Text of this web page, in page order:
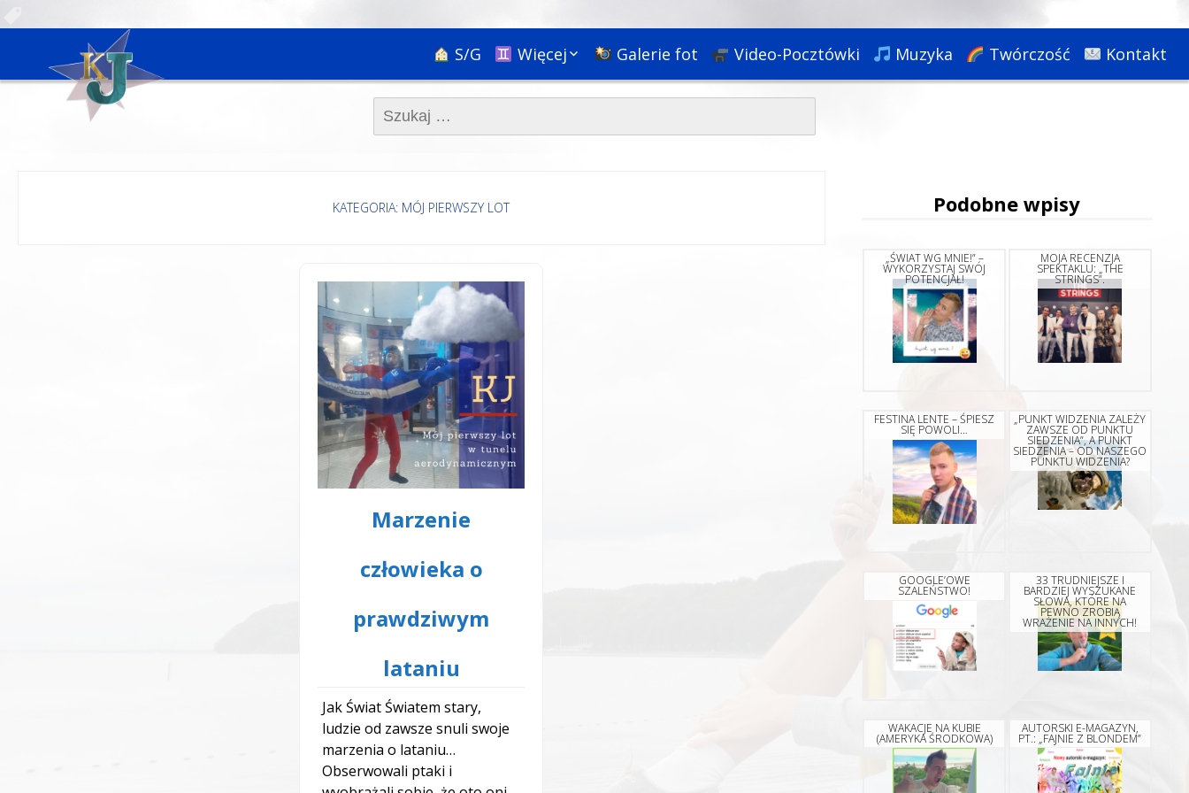
S/G
Więcej
Ciekawostki
Podróże
Społeczne+
Galerie fot Video-Pocztówki Muzyka Twórczość Kontakt
Szukaj:
KATEGORIA: MÓJ PIERWSZY LOT
Marzenie
człowieka o
prawdziwym
lataniu
Jak Świat Światem stary,
ludzie od zawsze snuli swoje
marzenia o lataniu…
Obserwowali ptaki i
Podobne wpisy
„ŚWIAT WG MNIE!” –
WYKORZYSTAJ SWÓJ
POTENCJAŁ!
MOJA RECENZJA
SPEKTAKLU: „THE
STRINGS”.
FESTINA LENTE – ŚPIESZ
SIĘ POWOLI…
„PUNKT WIDZENIA ZALEŻY
ZAWSZE OD PUNKTU
SIEDZENIA”, A PUNKT
SIEDZENIA – OD NASZEGO
PUNKTU WIDZENIA?
GOOGLE’OWE
SZALEŃSTWO!
33 TRUDNIEJSZE I
BARDZIEJ WYSZUKANE
SŁOWA, KTÓRE NA
PEWNO ZROBIĄ
WRAŻENIE NA INNYCH!
WAKACJE NA KUBIE
(AMERYKA ŚRODKOWA)
AUTORSKI E-MAGAZYN,
PT.: „FAJNIE Z BLONDEM”